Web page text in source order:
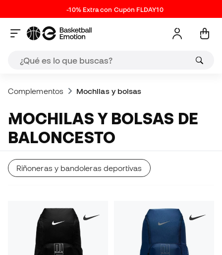
-10% Extra con Cupón FLDAY10
Complementos Mochilas y bolsas
MOCHILAS Y BOLSAS DE
BALONCESTO
Riñoneras y bandoleras deportivas